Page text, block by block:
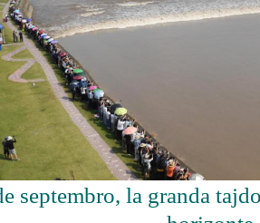
septembro, la granda